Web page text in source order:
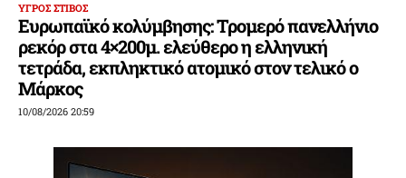
ΥΓΡΟΣ ΣΤΙΒΟΣ
Ευρωπαϊκό κολύμβησης: Τρομερό πανελλήνιο
ρεκόρ στα 4×200μ. ελεύθερο η ελληνική
τετράδα, εκπληκτικό ατομικό στον τελικό ο
Μάρκος
10/08/2026 20:59